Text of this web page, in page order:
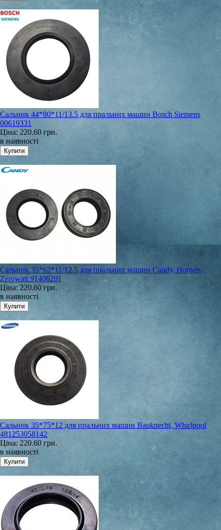
Сальник 44*80*11/13.5 для пральних машин Bosch Siemens
00619331
Ціна: 220.60 грн.
в наявності
Сальник 35*62*11/12.5 для пральних машин Candy, Hoover,
Zerowatt 91406201
Ціна:220.60 грн.
в наявності
Сальник 35*75*12 для пральних машин Bauknecht, Whirlpool
481253058142
Ціна: 220.60 грн.
в наявності